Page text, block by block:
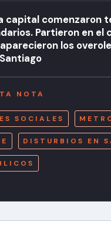
capital comenzaron
Partieron en
los
NOTA
SOCIALES
DISTURBIOS EN